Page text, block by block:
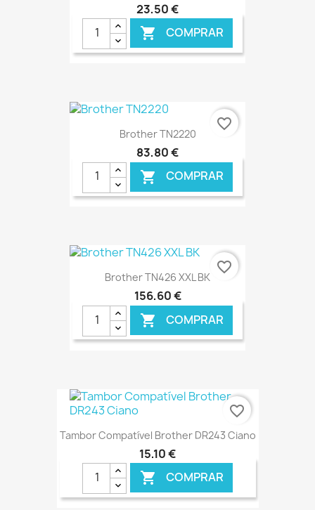
23,50 €
 COMPRAR
€ ONLINE
Brother TN2220
83,80 €
 COMPRAR
€ ONLINE
favorite_border
Brother TN426 XXL BK
156,60 €
 COMPRAR
€ ONLINE
favorite_border
Tambor Compatível Brother DR243 Ciano
15,10 €
 COMPRAR
favorite_border